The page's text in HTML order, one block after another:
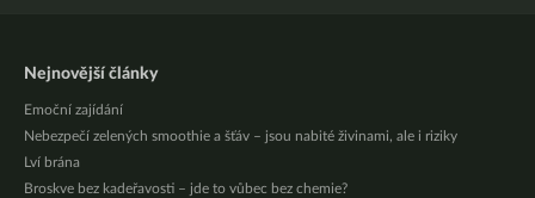
Nejnovější články
Emoční zajídání
Nebezpečí zelených smoothie a šťáv – jsou nabité živinami, ale i riziky
Lví brána
Broskve bez kadeřavosti – jde to vůbec bez chemie?